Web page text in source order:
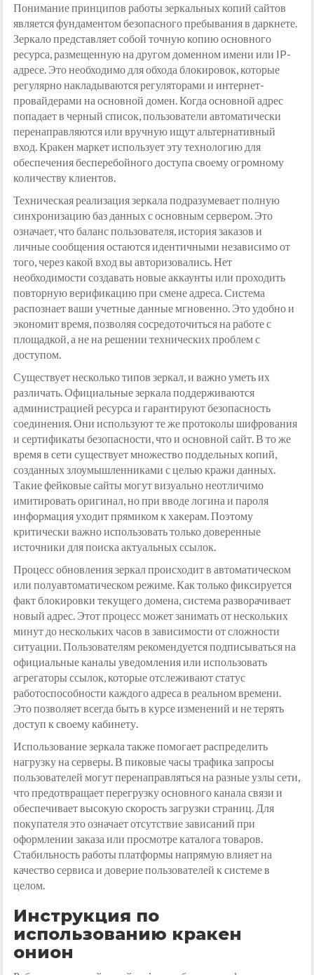
Понимание принципов работы зеркальных копий сайтов
является фундаментом безопасного пребывания в даркнете.
Зеркало представляет собой точную копию основного
ресурса, размещенную на другом доменном имени или IP-
адресе. Это необходимо для обхода блокировок, которые
регулярно накладываются регуляторами и интернет-
провайдерами на основной домен. Когда основной адрес
попадает в черный список, пользователи автоматически
перенаправляются или вручную ищут альтернативный
вход. Кракен маркет использует эту технологию для
обеспечения бесперебойного доступа своему огромному
количеству клиентов.
Техническая реализация зеркала подразумевает полную
синхронизацию баз данных с основным сервером. Это
означает, что баланс пользователя, история заказов и
личные сообщения остаются идентичными независимо от
того, через какой вход вы авторизовались. Нет
необходимости создавать новые аккаунты или проходить
повторную верификацию при смене адреса. Система
распознает ваши учетные данные мгновенно. Это удобно и
экономит время, позволяя сосредоточиться на работе с
площадкой, а не на решении технических проблем с
доступом.
Существует несколько типов зеркал, и важно уметь их
различать. Официальные зеркала поддерживаются
администрацией ресурса и гарантируют безопасность
соединения. Они используют те же протоколы шифрования
и сертификаты безопасности, что и основной сайт. В то же
время в сети существует множество поддельных копий,
созданных злоумышленниками с целью кражи данных.
Такие фейковые сайты могут визуально неотличимо
имитировать оригинал, но при вводе логина и пароля
информация уходит прямиком к хакерам. Поэтому
критически важно использовать только доверенные
источники для поиска актуальных ссылок.
Процесс обновления зеркал происходит в автоматическом
или полуавтоматическом режиме. Как только фиксируется
факт блокировки текущего домена, система разворачивает
новый адрес. Этот процесс может занимать от нескольких
минут до нескольких часов в зависимости от сложности
ситуации. Пользователям рекомендуется подписываться на
официальные каналы уведомления или использовать
агрегаторы ссылок, которые отслеживают статус
работоспособности каждого адреса в реальном времени.
Это позволяет всегда быть в курсе изменений и не терять
доступ к своему кабинету.
Использование зеркала также помогает распределить
нагрузку на серверы. В пиковые часы трафика запросы
пользователей могут перенаправляться на разные узлы сети,
что предотвращает перегрузку основного канала связи и
обеспечивает высокую скорость загрузки страниц. Для
покупателя это означает отсутствие зависаний при
оформлении заказа или просмотре каталога товаров.
Стабильность работы платформы напрямую влияет на
качество сервиса и доверие пользователей к системе в
целом.
Инструкция по
использованию кракен
онион